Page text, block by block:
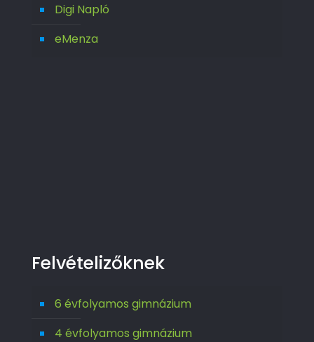
Digi Napló
eMenza
Felvételizőknek
6 évfolyamos gimnázium
4 évfolyamos gimnázium